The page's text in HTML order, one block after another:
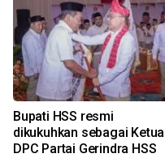
Bupati HSS resmi
dikukuhkan sebagai Ketua
DPC Partai Gerindra HSS